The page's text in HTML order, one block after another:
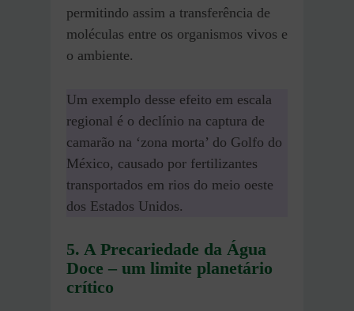
permitindo assim a transferência de
moléculas entre os organismos vivos e
o ambiente.
Um exemplo desse efeito em escala
regional é o declínio na captura de
camarão na ‘zona morta’ do Golfo do
México, causado por fertilizantes
transportados em rios do meio oeste
dos Estados Unidos.
5. A Precariedade da Água
Doce – um limite planetário
crítico